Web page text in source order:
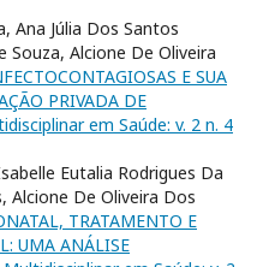
Ana Júlia Dos Santos
Souza, Alcione De Oliveira
E SUA
PRIVADA DE
em Saúde: v. 2 n. 4
Eutalia Rodrigues Da
Alcione De Oliveira Dos
TRATAMENTO E
UMA ANÁLISE